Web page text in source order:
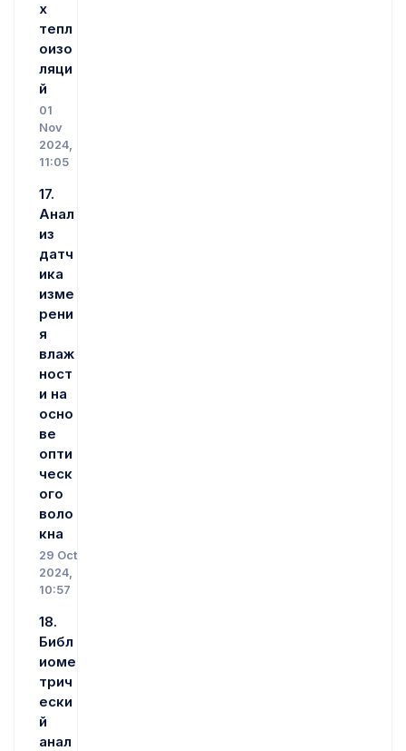
х
тепл
оизо
ляци
й
01
Nov
2024,
11:05
17.
Анал
из
датч
ика
изме
рени
я
влаж
ност
и на
осно
ве
опти
ческ
ого
воло
кна
29 Oct
2024,
10:57
18.
Библ
иоме
трич
ески
й
анал